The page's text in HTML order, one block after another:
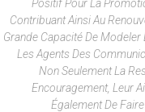
Positif Pour La
Contribuant Ainsi Au
Grande Capacité De
Les Agents Des
Non Seulement La
Encouragement, Leur
Également De